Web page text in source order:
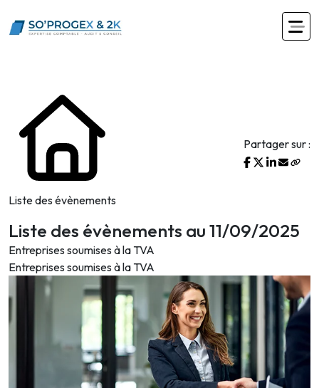
Liste des évènements
Partager sur :
Liste des évènements au 11/09/2025
Entreprises soumises à la TVA
Entreprises soumises à la TVA